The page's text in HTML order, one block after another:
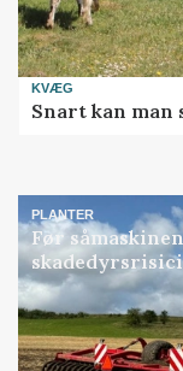
KVÆG
Snart kan
PLANTER
Før
skadedyrsrisici